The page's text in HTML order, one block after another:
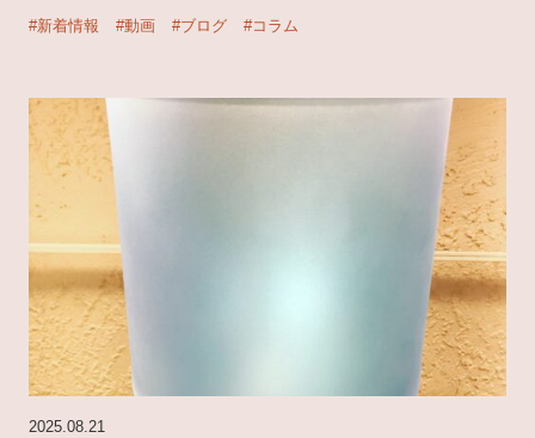
#新着情報 #動画 #ブログ #コラム
2025.08.21